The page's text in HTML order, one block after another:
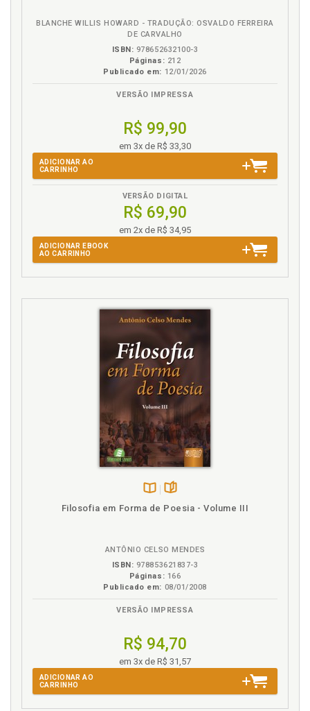
BLANCHE WILLIS HOWARD - TRADUÇÃO: OSVALDO FERREIRA
DE CARVALHO
ISBN: 978652632100-3
Páginas: 212
Publicado em: 12/01/2026
VERSÃO IMPRESSA
R$ 99,90
em 3x de R$ 33,30
ADICIONAR AO
CARRINHO
VERSÃO DIGITAL
R$ 69,90
em 2x de R$ 34,95
ADICIONAR EBOOK
AO CARRINHO
Disponível
Filosofia em Forma de Poesia - Volume III
ANTÔNIO CELSO MENDES
ISBN: 978853621837-3
Páginas: 166
Publicado em: 08/01/2008
VERSÃO IMPRESSA
R$ 94,70
em 3x de R$ 31,57
ADICIONAR AO
CARRINHO